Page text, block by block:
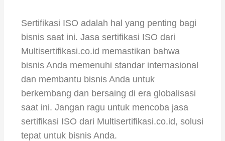
Sertifikasi ISO adalah hal yang penting bagi
bisnis saat ini. Jasa sertifikasi ISO dari
Multisertifikasi.co.id memastikan bahwa
bisnis Anda memenuhi standar internasional
dan membantu bisnis Anda untuk
berkembang dan bersaing di era globalisasi
saat ini. Jangan ragu untuk mencoba jasa
sertifikasi ISO dari Multisertifikasi.co.id, solusi
tepat untuk bisnis Anda.